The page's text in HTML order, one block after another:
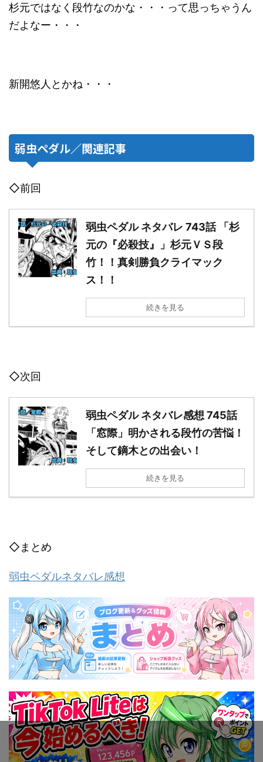
杉元ではなく段竹なのかな・・・って思っちゃうん
だよなー・・・
新開悠人とかね・・・
弱虫ペダル／関連記事
◇前回
弱虫ペダル ネタバレ 743話 「杉
元の『必殺技』」杉元ＶＳ段
竹！！真剣勝負クライマック
ス！！
続きを見る
◇次回
弱虫ペダル ネタバレ感想 745話
「窓際」明かされる段竹の苦悩！
そして鏑木との出会い！
続きを見る
◇まとめ
弱虫ペダルネタバレ感想